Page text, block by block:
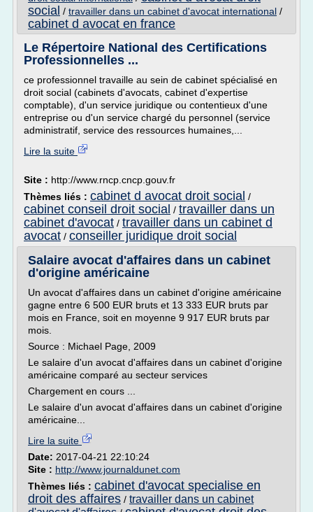
social / travailler dans un cabinet d'avocat international /
cabinet d avocat en france
Le Répertoire National des Certifications
Professionnelles ...
ce professionnel travaille au sein de cabinet spécialisé en
droit social (cabinets d'avocats, cabinet d'expertise
comptable), d'un service juridique ou contentieux d'une
entreprise ou d'un service chargé du personnel (service
administratif, service des ressources humaines,...
Lire la suite
Site : http://www.rncp.cncp.gouv.fr
Thèmes liés : cabinet d avocat droit social /
cabinet conseil droit social / travailler dans un
cabinet d'avocat / travailler dans un cabinet d
avocat / conseiller juridique droit social
Salaire avocat d'affaires dans un cabinet
d'origine américaine
Un avocat d'affaires dans un cabinet d'origine américaine
gagne entre 6 500 EUR bruts et 13 333 EUR bruts par
mois en France, soit en moyenne 9 917 EUR bruts par
mois.
Source : Michael Page, 2009
Le salaire d'un avocat d'affaires dans un cabinet d'origine
américaine comparé au secteur services
Chargement en cours ...
Le salaire d'un avocat d'affaires dans un cabinet d'origine
américaine...
Lire la suite
Date: 2017-04-21 22:10:24
Site : http://www.journaldunet.com
Thèmes liés : cabinet d'avocat specialise en
droit des affaires / travailler dans un cabinet